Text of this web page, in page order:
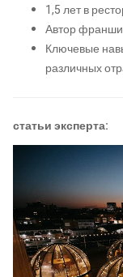
1,5 лет в
Автор
Ключевые
различных
статьи эксперта: